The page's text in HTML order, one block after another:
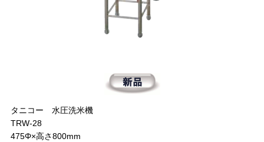
タニコー 水圧洗米機
TRW-28
475Φ×高さ800mm